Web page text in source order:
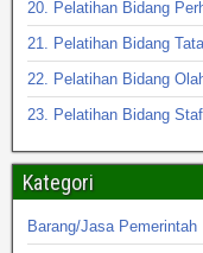
20. Pelatihan Bidang
21. Pelatihan Bidang
22. Pelatihan Bidang
23. Pelatihan Bidang
Kategori
Barang/Jasa Pemerintah